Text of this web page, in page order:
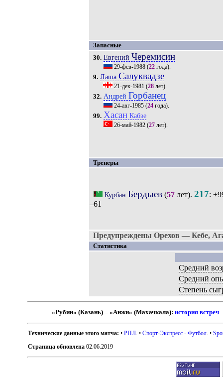
Запасные
30. Евгений Черемисин
29-фев-1988(22года).
9. Лаша Салуквадзе
21-дек-1981 (28лет).
32. Андрей Горбанец
24-авг-1985(24года).
99. ХасанКабзе
26-май-1982(27лет).
Тренеры
Курбан Бердыев(57лет). 217:
–61
Предупреждены Орехов — Кебе,
Статистика
Средний
Средний
Степень
«Рубин» (Казань) – «Анжи» (Махачкала):история встреч
Технические данные этого матча: •РПЛ . •Спорт-Экспресс - Футбол . •
Страница обновлена 02.06.2019